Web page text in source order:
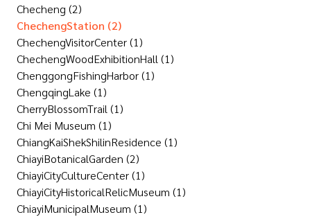
Checheng (2)
ChechengStation (2)
ChechengVisitorCenter(1)
ChechengWoodExhibitionHall (1)
ChenggongFishingHarbor(1)
ChengqingLake (1)
CherryBlossomTrail (1)
Chi Mei Museum (1)
ChiangKaiShekShilinResidence (1)
ChiayiBotanicalGarden (2)
ChiayiCityCultureCenter(1)
ChiayiCityHistoricalRelicMuseum (1)
ChiayiMunicipalMuseum (1)